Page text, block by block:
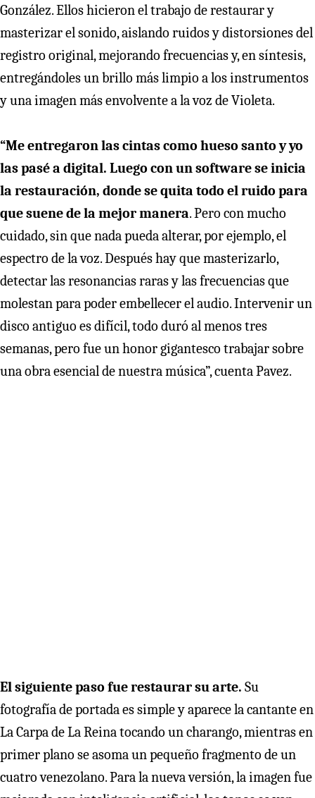
González. Ellos hicieron el trabajo de restaurar y
masterizar el sonido, aislando ruidos y distorsiones del
registro original, mejorando frecuencias y, en síntesis,
entregándoles un brillo más limpio a los instrumentos
y una imagen más envolvente a la voz de Violeta.
“Me entregaron las cintas como hueso santo y yo
las pasé a digital. Luego con un software se inicia
la restauración, donde se quita todo el ruido para
que suene de la mejor manera. Pero con mucho
cuidado, sin que nada pueda alterar, por ejemplo, el
espectro de la voz. Después hay que masterizarlo,
detectar las resonancias raras y las frecuencias que
molestan para poder embellecer el audio. Intervenir un
disco antiguo es difícil, todo duró al menos tres
semanas, pero fue un honor gigantesco trabajar sobre
una obra esencial de nuestra música”, cuenta Pavez.
El siguiente paso fue restaurar su arte. Su
fotografía de portada es simple y aparece la cantante en
La Carpa de La Reina tocando un charango, mientras en
primer plano se asoma un pequeño fragmento de un
cuatro venezolano. Para la nueva versión, la imagen fue